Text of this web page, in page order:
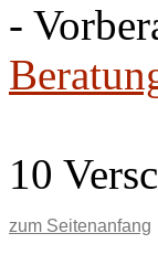
-
10
zum Seitenanfang